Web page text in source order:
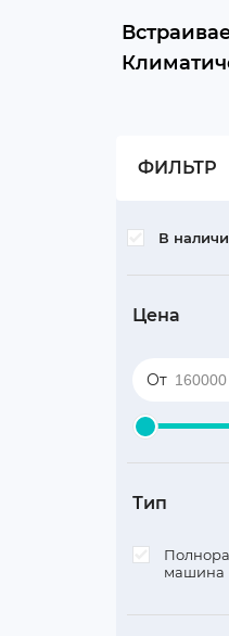
ФИЛЬТР
В
Цена
От
Тип
машина